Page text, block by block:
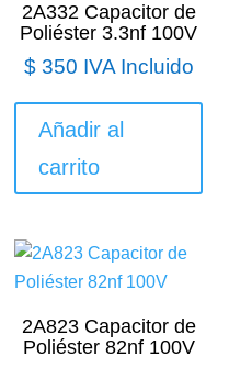
2A332 Capacitor de
Poliéster 3.3nf 100V
$350 IVA Incluido
Añadir al
carrito
2A823 Capacitor de
Poliéster 82nf 100V